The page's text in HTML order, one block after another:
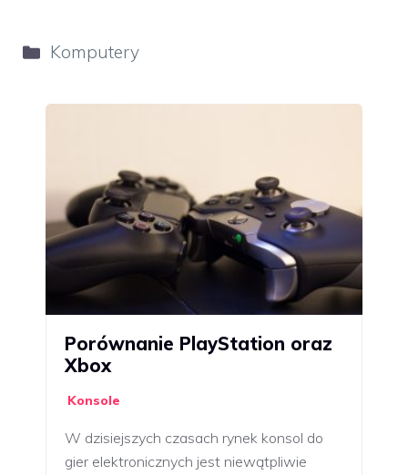
Kategorie
Komputery
Porównanie PlayStation oraz
Xbox
Konsole
W dzisiejszych czasach rynek konsol do
gier elektronicznych jest niewątpliwie